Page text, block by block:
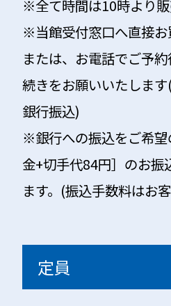
※全て時間は10時より
※当館受付窓口へ直接
または、お電話でご予
続きをお願いいたしま
銀行振込)
※銀行への振込をご希
金+切手代84円］のお振
ます。(振込手数料はお
定員